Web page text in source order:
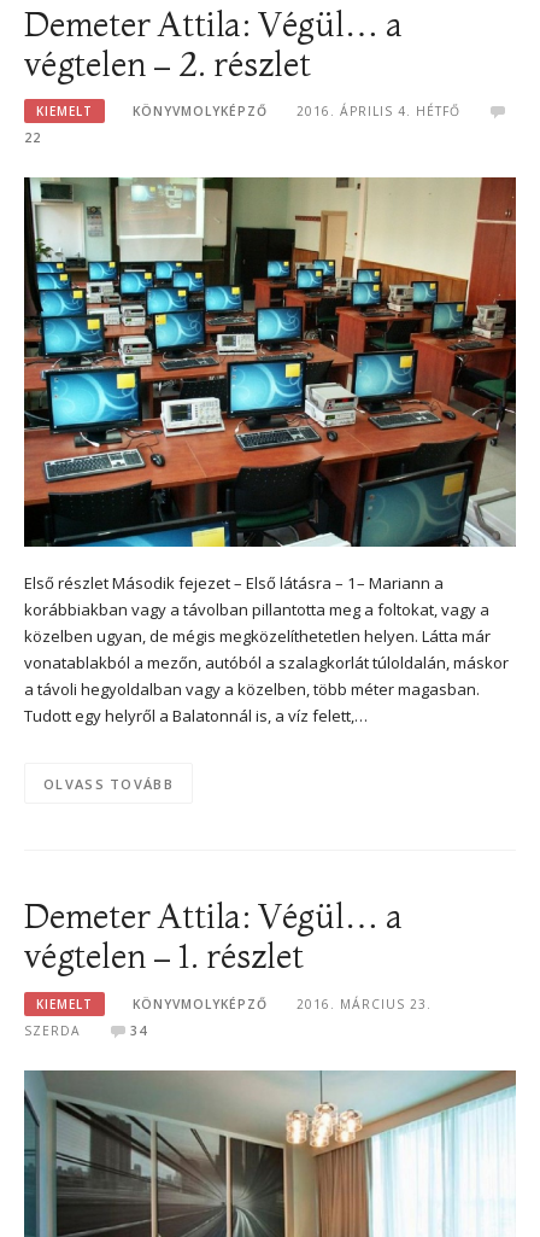
Demeter Attila: Végül… a
végtelen – 2. részlet
KIEMELT KÖNYVMOLYKÉPZŐ
2016. ÁPRILIS 4. HÉTFŐ
22
Első részlet Második fejezet – Első látásra – 1– Mariann a
korábbiakban vagy a távolban pillantotta meg a foltokat, vagy a
közelben ugyan, de mégis megközelíthetetlen helyen. Látta már
vonatablakból a mezőn, autóból a szalagkorlát túloldalán, máskor
a távoli hegyoldalban vagy a közelben, több méter magasban.
Tudott egy helyről a Balatonnál is, a víz felett,…
OLVASS TOVÁBB
Demeter Attila: Végül… a
végtelen – 1. részlet
KIEMELT KÖNYVMOLYKÉPZŐ
2016. MÁRCIUS 23.
SZERDA
34